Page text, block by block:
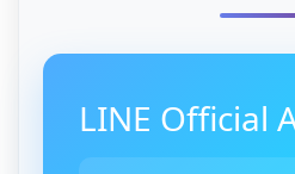
LINE Official